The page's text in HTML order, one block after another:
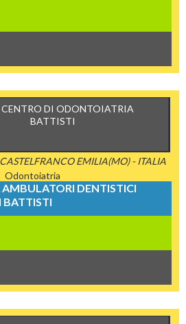
DI ODONTOIATRIA
BATTISTI
EMILIA(MO) - ITALIA
Odontoiatria
AMBULATORI DENTISTICI
BATTISTI